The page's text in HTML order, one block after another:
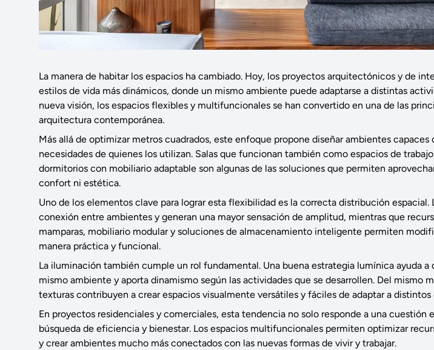
La manera de habitar los espacios ha cambiado. Hoy, los proyectos arquitectónicos y de
estilos de vida más dinámicos, donde un mismo ambiente puede adaptarse a distintas
nueva visión, los espacios flexibles y multifuncionales se han convertido en una de las
arquitectura contemporánea.
Más allá de optimizar metros cuadrados, este enfoque propone diseñar ambientes capaces
necesidades de quienes los utilizan. Salas que funcionan también como espacios de
dormitorios con mobiliario adaptable son algunas de las soluciones que permiten
confort ni estética.
Uno de los elementos clave para lograr esta flexibilidad es la correcta distribución espacial.
conexión entre ambientes y generan una mayor sensación de amplitud, mientras que
mamparas, mobiliario modular y soluciones de almacenamiento inteligente permiten
manera práctica y funcional.
La iluminación también cumple un rol fundamental. Una buena estrategia lumínica ayuda a
mismo ambiente y aporta dinamismo según las actividades que se desarrollen. Del mismo
texturas contribuyen a crear espacios visualmente versátiles y fáciles de adaptar a distintos
En proyectos residenciales y comerciales, esta tendencia no solo responde a una cuestión
búsqueda de eficiencia y bienestar. Los espacios multifuncionales permiten optimizar
y crear ambientes mucho más conectados con las nuevas formas de vivir y trabajar.